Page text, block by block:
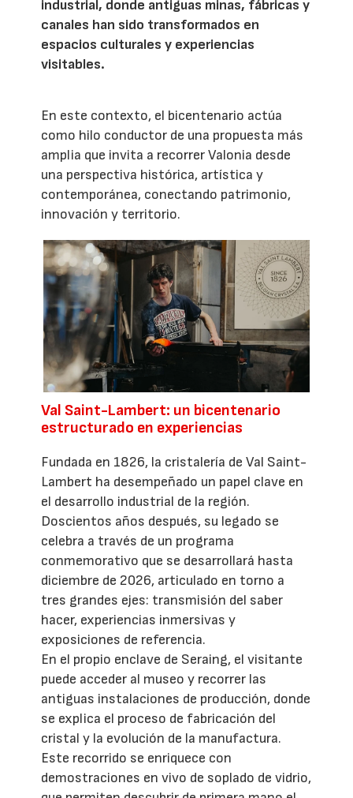
industrial, donde antiguas minas, fábricas y
canales han sido transformados en
espacios culturales y experiencias
visitables.
En este contexto, el bicentenario actúa
como hilo conductor de una propuesta más
amplia que invita a recorrer Valonia desde
una perspectiva histórica, artística y
contemporánea, conectando patrimonio,
innovación y territorio.
Val Saint-Lambert: un bicentenario
estructurado en experiencias
Fundada en 1826, la cristalería de Val Saint-
Lambert ha desempeñado un papel clave en
el desarrollo industrial de la región.
Doscientos años después, su legado se
celebra a través de un programa
conmemorativo que se desarrollará hasta
diciembre de 2026, articulado en torno a
tres grandes ejes: transmisión del saber
hacer, experiencias inmersivas y
exposiciones de referencia.
En el propio enclave de Seraing, el visitante
puede acceder al museo y recorrer las
antiguas instalaciones de producción, donde
se explica el proceso de fabricación del
cristal y la evolución de la manufactura.
Este recorrido se enriquece con
demostraciones en vivo de soplado de vidrio,